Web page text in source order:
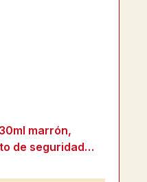
5 de 5 estrellas
marrón,
de seguridad